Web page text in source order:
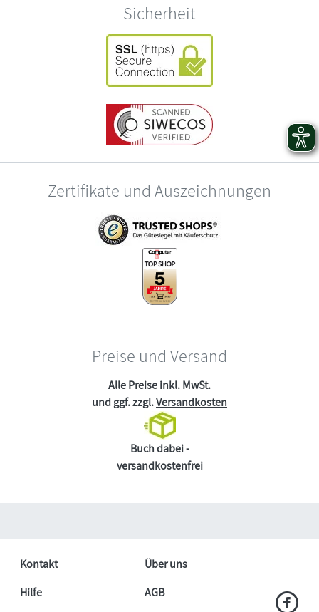
Sicherheit
Zertifikate und Auszeichnungen
Preise und Versand
Alle Preise inkl. MwSt.
und ggf. zzgl.Versandkosten
Buch dabei -
versandkostenfrei
Kontakt
Über uns
Hilfe
AGB